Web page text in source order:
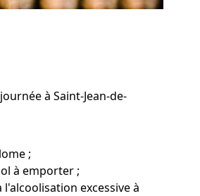
à Saint-Jean-de-
;
à emporter ;
excessive à